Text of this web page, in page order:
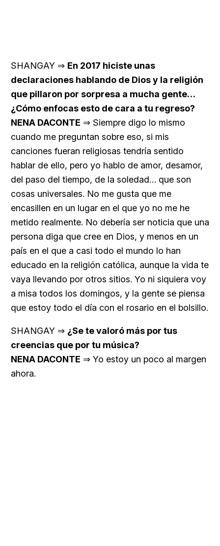
SHANGAY ⇒ En 2017 hiciste unas
declaraciones hablando de Dios y la religión
que pillaron por sorpresa a mucha gente…
¿Cómo enfocas esto de cara a tu regreso?
NENA DACONTE ⇒ Siempre digo lo mismo
cuando me preguntan sobre eso, si mis
canciones fueran religiosas tendría sentido
hablar de ello, pero yo hablo de amor, desamor,
del paso del tiempo, de la soledad… que son
cosas universales. No me gusta que me
encasillen en un lugar en el que yo no me he
metido realmente. No debería ser noticia que una
persona diga que cree en Dios, y menos en un
país en el que a casi todo el mundo lo han
educado en la religión católica, aunque la vida te
vaya llevando por otros sitios. Yo ni siquiera voy
a misa todos los domingos, y la gente se piensa
que estoy todo el día con el rosario en el bolsillo.
SHANGAY ⇒ ¿Se te valoró más por tus
creencias que por tu música?
NENA DACONTE ⇒ Yo estoy un poco al margen
ahora.